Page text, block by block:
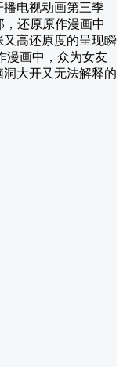
电视动画第三季
，还原原作漫画中
高还原度的呈现瞬
漫画中，众为女友
大开又无法解释的